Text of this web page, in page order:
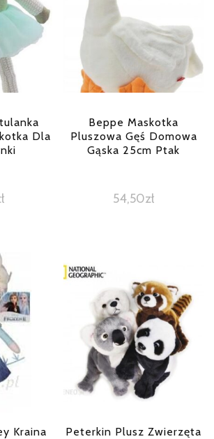
Dla
Beppe Maskotka
Pluszowa Gęś Domowa
Gąska 25cm Ptak
54,50zł
Kraina
Peterkin Plusz Zwierzęta